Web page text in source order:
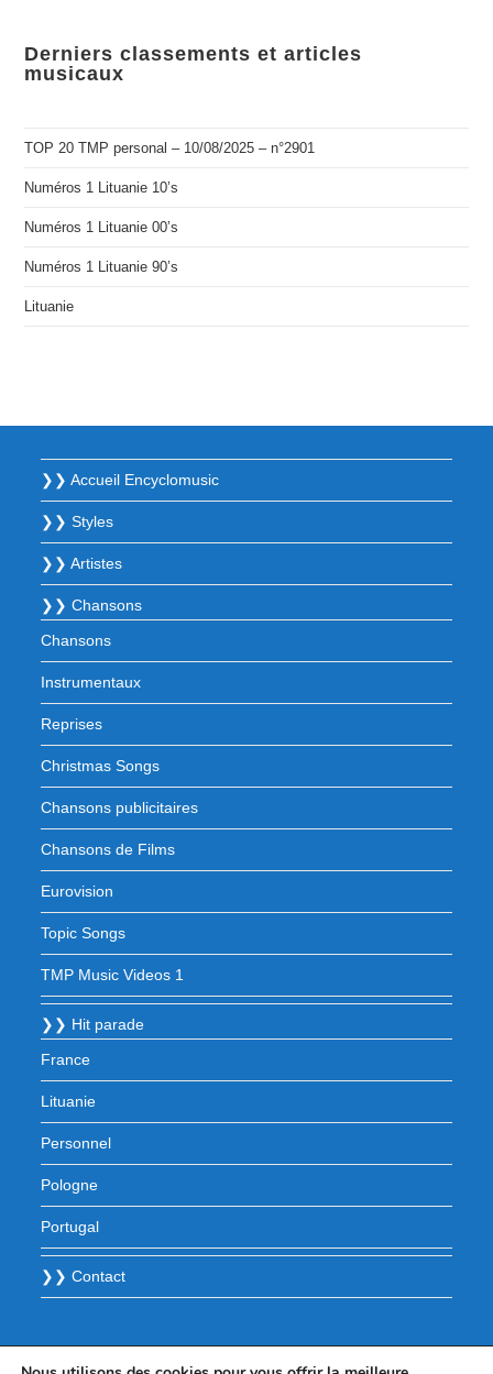
Derniers classements et articles
musicaux
TOP 20 TMP personal – 10/08/2025 – n°2901
Numéros 1 Lituanie 10’s
Numéros 1 Lituanie 00’s
Numéros 1 Lituanie 90’s
Lituanie
❯❯ Accueil Encyclomusic
❯❯ Styles
❯❯ Artistes
❯❯ Chansons
Chansons
Instrumentaux
Reprises
Christmas Songs
Chansons publicitaires
Chansons de Films
Eurovision
Topic Songs
TMP Music Videos 1
❯❯ Hit parade
France
Lituanie
Personnel
Pologne
Portugal
❯❯ Contact